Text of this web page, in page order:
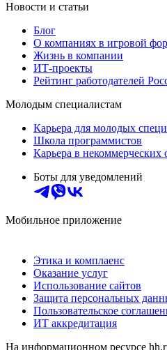
Новости и статьи
Блог
О компаниях в игровой
Жизнь в компании
ИТ-проекты
Рейтинг работодателей
Молодым специалистам
Карьера для молодых
Школа программистов
Карьера в некоммерческих
Боты для уведомлений
Мобильное приложение
Этика и комплаенс
Оказание услуг
Использование сайтов
Защита персональных
Пользовательское
ИТ аккредитация
На информационном ресурсе